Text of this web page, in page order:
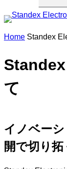
Home Standex
て
イノベー
開で切り